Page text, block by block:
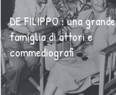
DE FILIPPO : una grande
famiglia di attori e
commediografi